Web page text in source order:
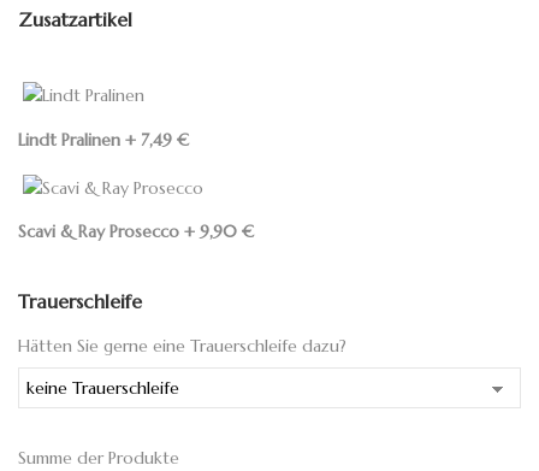
Zusatzartikel
Lindt Pralinen + 7,49 €
Scavi & Ray Prosecco + 9,90 €
Trauerschleife
Hätten Sie gerne eine Trauerschleife dazu?
Summe der Produkte